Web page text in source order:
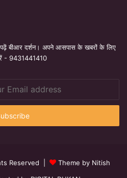
बीआर दर्शन। अपने आसपास के खबरों के लिए
- 9431441410
Reserved |
Theme by Nitish